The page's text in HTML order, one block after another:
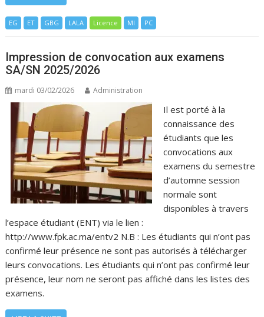
EG ET GBG LALA Licence MI PC
Impression de convocation aux examens
SA/SN 2025/2026
mardi 03/02/2026 Administration
Il est porté à la
connaissance des
étudiants que les
convocations aux
examens du semestre
d’automne session
normale sont
disponibles à travers
l’espace étudiant (ENT) via le lien :
http://www.fpk.ac.ma/entv2 N.B : Les étudiants qui n’ont pas
confirmé leur présence ne sont pas autorisés à télécharger
leurs convocations. Les étudiants qui n’ont pas confirmé leur
présence, leur nom ne seront pas affiché dans les listes des
examens.